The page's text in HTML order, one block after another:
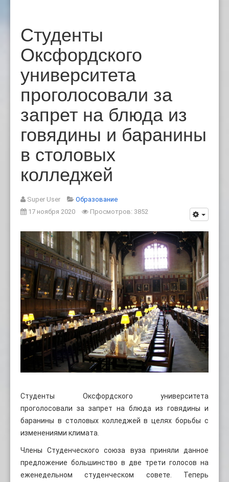
Студенты
Оксфордского
университета
проголосовали за
запрет на блюда из
говядины и баранины
в столовых
колледжей
Super User
Образование
17 ноября 2020
Просмотров: 3852
Студенты Оксфордского университета
проголосовали за запрет на блюда из говядины и
баранины в столовых колледжей в целях борьбы с
изменениями климата.
Члены Студенческого союза вуза приняли данное
предложение большинство в две трети голосов на
еженедельном студенческом совете. Теперь